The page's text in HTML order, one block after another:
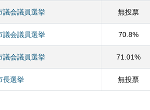
議会議員選挙 無投票
議会議員選挙 70.8%
議会議員選挙 71.01%
長選挙 無投票